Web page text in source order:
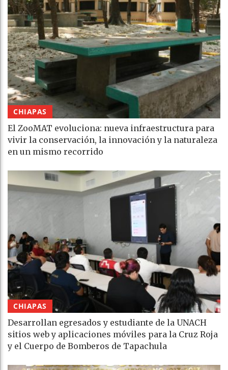
CHIAPAS
El ZooMAT evoluciona: nueva infraestructura para
vivir la conservación, la innovación y la naturaleza
en un mismo recorrido
CHIAPAS
Desarrollan egresados y estudiante de la UNACH
sitios web y aplicaciones móviles para la Cruz Roja
y el Cuerpo de Bomberos de Tapachula